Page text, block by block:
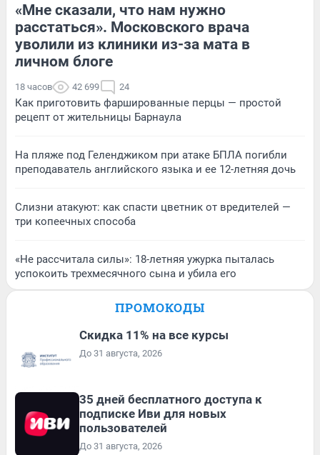
«Мне сказали, что нам нужно
расстаться». Московского врача
уволили из клиники из-за мата в
личном блоге
18 часов 42 699 24
Как приготовить фаршированные перцы — простой
рецепт от жительницы Барнаула
На пляже под Геленджиком при атаке БПЛА погибли
преподаватель английского языка и ее 12-летняя дочь
Слизни атакуют: как спасти цветник от вредителей —
три копеечных способа
«Не рассчитала силы»: 18-летняя ужурка пыталась
успокоить трехмесячного сына и убила его
ПРОМОКОДЫ
Скидка 11% на все курсы
До 31 августа, 2026
35 дней бесплатного доступа к
подписке Иви для новых
пользователей
До 31 августа, 2026